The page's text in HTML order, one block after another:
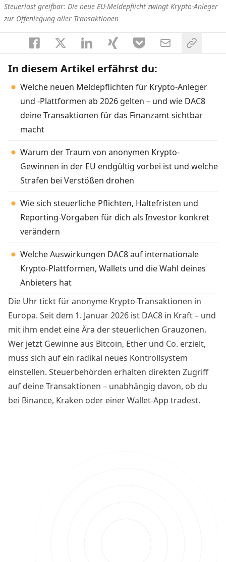
Steuerlast greifbar: Die neue EU-Meldepflicht zwingt Krypto-Anleger
zur Offenlegung aller Transaktionen
In diesem Artikel erfährst du:
Welche neuen Meldepflichten für Krypto-Anleger
und -Plattformen ab 2026 gelten – und wie DAC8
deine Transaktionen für das Finanzamt sichtbar
macht
Warum der Traum von anonymen Krypto-
Gewinnen in der EU endgültig vorbei ist und welche
Strafen bei Verstößen drohen
Wie sich steuerliche Pflichten, Haltefristen und
Reporting-Vorgaben für dich als Investor konkret
verändern
Welche Auswirkungen DAC8 auf internationale
Krypto-Plattformen, Wallets und die Wahl deines
Anbieters hat
Die Uhr tickt für anonyme Krypto-Transaktionen in
Europa. Seit dem 1. Januar 2026 ist DAC8 in Kraft – und
mit ihm endet eine Ära der steuerlichen Grauzonen.
Wer jetzt Gewinne aus Bitcoin, Ether und Co. erzielt,
muss sich auf ein radikal neues Kontrollsystem
einstellen. Steuerbehörden erhalten direkten Zugriff
auf deine Transaktionen – unabhängig davon, ob du
bei Binance, Kraken oder einer Wallet-App tradest.